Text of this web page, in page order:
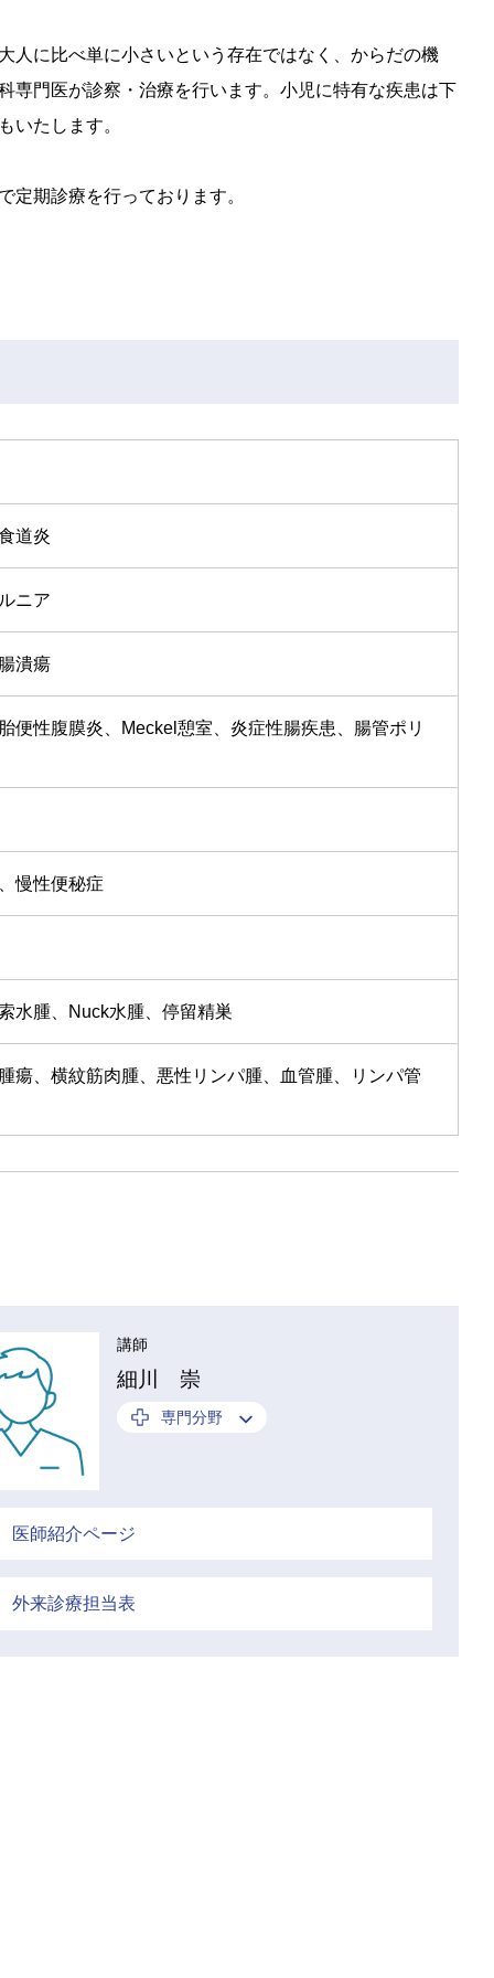
人に比べ単に小さいという存在ではなく、からだの機
専門医が診察・治療を行います。小児に特有な疾患は下
いたします。
期診療を行っております。
道炎
ニア
潰瘍
便性腹膜炎、Meckel憩室、炎症性腸疾患、腸管ポリ
慢性便秘症
水腫、Nuck水腫、停留精巣
瘍、横紋筋肉腫、悪性リンパ腫、血管腫、リンパ管
講師
細川 崇
専門分野
医師紹介ページ
外来診療担当表